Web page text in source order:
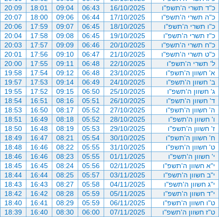
כ"ד תשרי ה'תשפ"ו
16/10/2025
06:43
09:04
18:01
20:09
כ"ה תשרי ה'תשפ"ו
17/10/2025
06:44
09:06
18:00
20:07
כ"ו תשרי ה'תשפ"ו
18/10/2025
06:45
09:07
17:59
20:06
כ"ז תשרי ה'תשפ"ו
19/10/2025
06:45
09:08
17:58
20:04
כ"ח תשרי ה'תשפ"ו
20/10/2025
06:46
09:09
17:57
20:03
כ"ט תשרי ה'תשפ"ו
21/10/2025
06:47
09:10
17:56
20:01
ל' תשרי ה'תשפ"ו
22/10/2025
06:48
09:11
17:55
20:00
א' חשוון ה'תשפ"ו
23/10/2025
06:48
09:12
17:54
19:58
ב' חשוון ה'תשפ"ו
24/10/2025
06:49
09:14
17:53
19:57
ג' חשוון ה'תשפ"ו
25/10/2025
06:50
09:15
17:52
19:55
ד' חשוון ה'תשפ"ו
26/10/2025
05:51
08:16
16:51
18:54
ה' חשוון ה'תשפ"ו
27/10/2025
05:52
08:17
16:50
18:53
ו' חשוון ה'תשפ"ו
28/10/2025
05:52
08:18
16:49
18:51
ז' חשוון ה'תשפ"ו
29/10/2025
05:53
08:19
16:48
18:50
ח' חשוון ה'תשפ"ו
30/10/2025
05:54
08:21
16:47
18:49
ט' חשוון ה'תשפ"ו
31/10/2025
05:55
08:22
16:46
18:48
י' חשוון ה'תשפ"ו
01/11/2025
05:55
08:23
16:46
18:46
י"א חשוון ה'תשפ"ו
02/11/2025
05:56
08:24
16:45
18:45
י"ב חשוון ה'תשפ"ו
03/11/2025
05:57
08:25
16:44
18:44
י"ג חשוון ה'תשפ"ו
04/11/2025
05:58
08:27
16:43
18:43
י"ד חשוון ה'תשפ"ו
05/11/2025
05:59
08:28
16:42
18:42
ט"ו חשוון ה'תשפ"ו
06/11/2025
05:59
08:29
16:41
18:40
ט"ז חשוון ה'תשפ"ו
07/11/2025
06:00
08:30
16:40
18:39